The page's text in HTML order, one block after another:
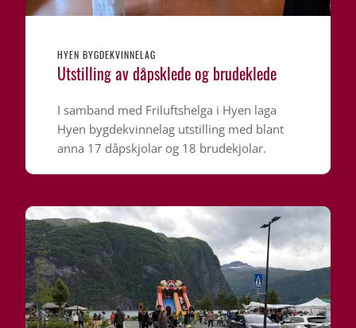
HYEN BYGDEKVINNELAG
Utstilling av dåpsklede og brudeklede
I samband med Friluftshelga i Hyen laga
Hyen bygdekvinnelag utstilling med blant
anna 17 dåpskjolar og 18 brudekjolar.